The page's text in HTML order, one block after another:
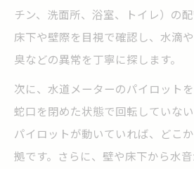
チン、洗面所、浴室、トイレ）の配
床下や壁際を目視で確認し、水滴
臭などの異常を丁寧に探します。
次に、水道メーターのパイロット
蛇口を閉めた状態で回転していな
パイロットが動いていれば、どこ
拠です。さらに、壁や床下から水音